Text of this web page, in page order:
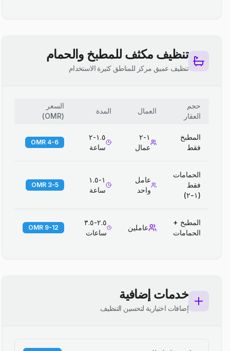
تنظيف مكثف للمطبخ والحمام
تنظيف عميق مركز للمناطق كثيرة الاستخدام
حجم
العقار
العمال المدة
السعر
(
OMR
)
المطبخ
فقط
١-٢
عمال
١.٥-٢
ساعة
4-6 OMR
الحمامات
فقط
(١-٢)
عامل
واحد
١-١.٥
ساعة
3-5 OMR
المطبخ +
الحمامات
عاملين
٢.٥-٣.٥
ساعات
9-12 OMR
خدمات إضافية
إضافات اختيارية لتحسين التنظيف